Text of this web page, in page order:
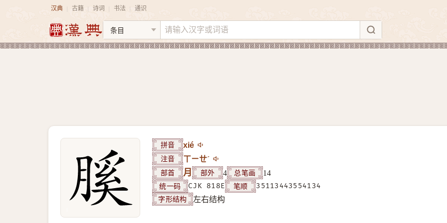
汉典 古籍 诗词 书法 通识
拼音 xié
注音 ㄒㄧㄝˊ
部首 月 部外 4 总笔画 14
统一码 CJK 818E 笔顺 35113443554134
字形结构 左右结构